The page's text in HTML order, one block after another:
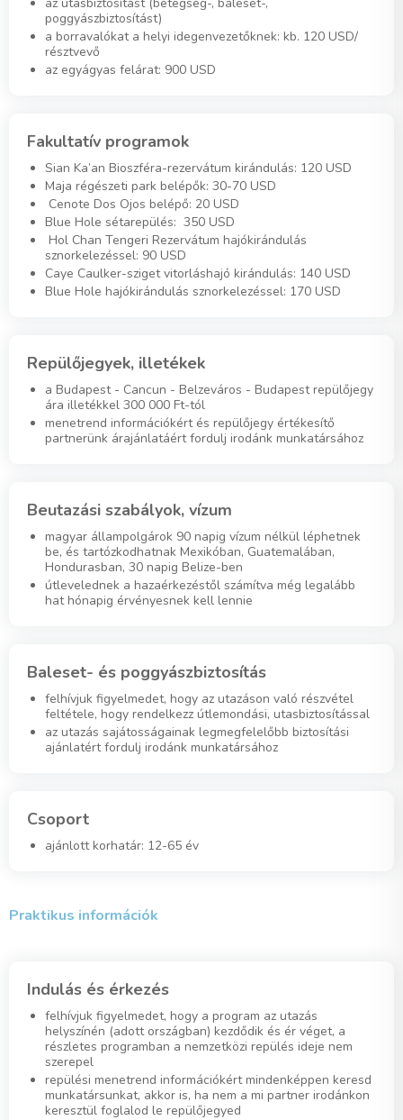
poggyászbiztosítást)
a borravalókat a helyi idegenvezetőknek: kb. 120 USD/
résztvevő
az egyágyas felárat: 900 USD
Fakultatív programok
Sian Ka’an Bioszféra-rezervátum kirándulás: 120 USD
Maja régészeti park belépők: 30-70 USD
Cenote Dos Ojos belépő: 20 USD
Blue Hole sétarepülés: 350 USD
Hol Chan Tengeri Rezervátum hajókirándulás
sznorkelezéssel: 90 USD
Caye Caulker-sziget vitorláshajó kirándulás: 140 USD
Blue Hole hajókirándulás sznorkelezéssel: 170 USD
Repülőjegyek, illetékek
a Budapest - Cancun - Belzeváros - Budapest repülőjegy
ára illetékkel 300 000 Ft-tól
menetrend információkért és repülőjegy értékesítő
partnerünk árajánlatáért fordulj irodánk munkatársához
Beutazási szabályok, vízum
magyar állampolgárok 90 napig vízum nélkül léphetnek
be, és tartózkodhatnak Mexikóban, Guatemalában,
Hondurasban, 30 napig Belize-ben
útlevelednek a hazaérkezéstől számítva még legalább
hat hónapig érvényesnek kell lennie
Baleset- és poggyászbiztosítás
felhívjuk figyelmedet, hogy az utazáson való részvétel
feltétele, hogy rendelkezz útlemondási, utasbiztosítással
az utazás sajátosságainak legmegfelelőbb biztosítási
ajánlatért fordulj irodánk munkatársához
Csoport
ajánlott korhatár: 12-65 év
Praktikus információk
Indulás és érkezés
felhívjuk figyelmedet, hogy a program az utazás
helyszínén (adott országban) kezdődik és ér véget, a
részletes programban a nemzetközi repülés ideje nem
szerepel
repülési menetrend információkért mindenképpen keresd
munkatársunkat, akkor is, ha nem a mi partner irodánkon
keresztül foglalod le repülőjegyed